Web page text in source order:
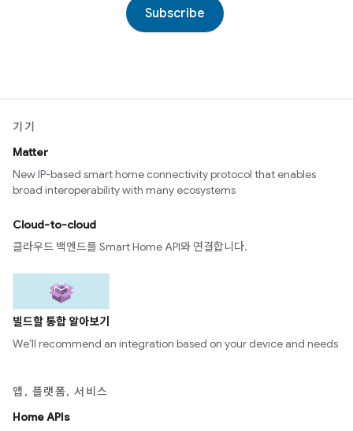
Subscribe
기기
Matter
New IP-based smart home connectivity protocol that enables
broad interoperability with many ecosystems
Cloud-to-cloud
클라우드 백엔드를 Smart Home API와 연결합니다.
빌드할 통합 알아보기
We’ll recommend an integration based on your device and needs
앱, 플랫폼, 서비스
Home APIs